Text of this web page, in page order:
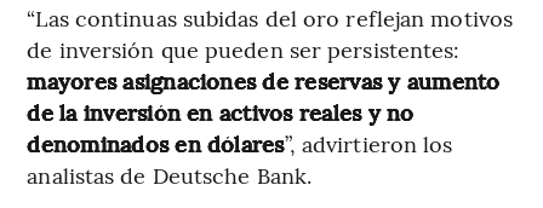
“Las continuas subidas del oro reflejan motivos
de inversión que pueden ser persistentes:
mayores asignaciones de reservas y aumento
de la inversión en activos reales y no
denominados en dólares”, advirtieron los
analistas de Deutsche Bank.